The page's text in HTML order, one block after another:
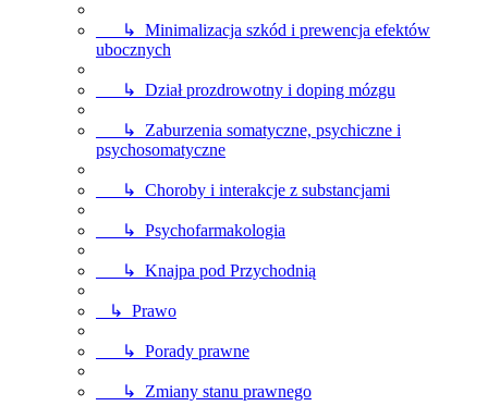
↳ Minimalizacja szkód i prewencja efektów
ubocznych
↳ Dział prozdrowotny i doping mózgu
↳ Zaburzenia somatyczne, psychiczne i
psychosomatyczne
↳ Choroby i interakcje z substancjami
↳ Psychofarmakologia
↳ Knajpa pod Przychodnią
↳ Prawo
↳ Porady prawne
↳ Zmiany stanu prawnego